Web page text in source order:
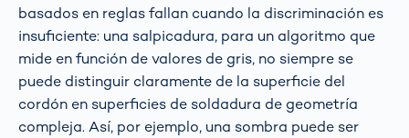
basados en reglas fallan cuando la discriminación es
insuficiente: una salpicadura, para un algoritmo que
mide en función de valores de gris, no siempre se
puede distinguir claramente de la superficie del
cordón en superficies de soldadura de geometría
compleja. Así, por ejemplo, una sombra puede ser